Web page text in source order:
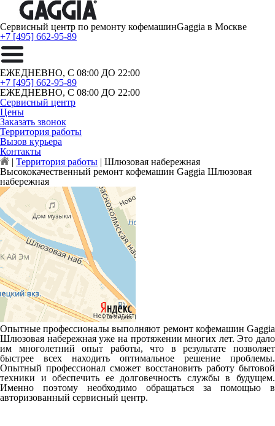
Сервисный центр по ремонту кофемашинGaggia в Москве
+7 [495] 662-95-89
ЕЖЕДНЕВНО, С 08:00 ДО 22:00
+7 [495] 662-95-89
ЕЖЕДНЕВНО, С 08:00 ДО 22:00
Сервисный центр
Цены
Заказать звонок
Территория работы
Вызов курьера
Контакты
| Территория работы | Шлюзовая набережная
Высококачественный ремонт кофемашин Gaggia Шлюзовая
набережная
Опытные профессионалы выполняют ремонт кофемашин Gaggia
Шлюзовая набережная уже на протяжении многих лет. Это дало
им многолетний опыт работы, что в результате позволяет
быстрее всех находить оптимальное решение проблемы.
Опытный профессионал сможет восстановить работу бытовой
техники и обеспечить ее долговечность службы в будущем.
Именно поэтому необходимо обращаться за помощью в
авторизованный сервисный центр.